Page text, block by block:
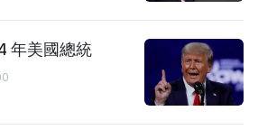
年美國總統